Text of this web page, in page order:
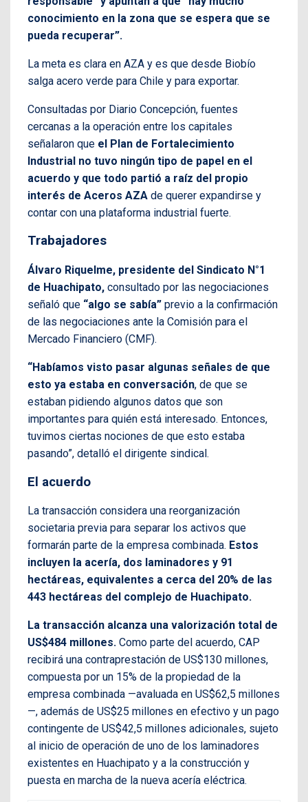
conocimiento en la zona que se espera que se
pueda recuperar”.
La meta es clara en AZA y es que desde Biobío
salga acero verde para Chile y para exportar.
Consultadas por Diario Concepción, fuentes
cercanas a la operación entre los capitales
señalaron que el Plan de Fortalecimiento
Industrial no tuvo ningún tipo de papel en el
acuerdo y que todo partió a raíz del propio
interés de Aceros AZA de querer expandirse y
contar con una plataforma industrial fuerte.
Trabajadores
Álvaro Riquelme, presidente del Sindicato N°1
de Huachipato, consultado por las negociaciones
señaló que “algo se sabía” previo a la confirmación
de las negociaciones ante la Comisión para el
Mercado Financiero (CMF).
“Habíamos visto pasar algunas señales de que
esto ya estaba en conversación, de que se
estaban pidiendo algunos datos que son
importantes para quién está interesado. Entonces,
tuvimos ciertas nociones de que esto estaba
pasando”, detalló el dirigente sindical.
El acuerdo
La transacción considera una reorganización
societaria previa para separar los activos que
formarán parte de la empresa combinada. Estos
incluyen la acería, dos laminadores y 91
hectáreas, equivalentes a cerca del 20% de las
443 hectáreas del complejo de Huachipato.
La transacción alcanza una valorización total de
US$484 millones. Como parte del acuerdo, CAP
recibirá una contraprestación de US$130 millones,
compuesta por un 15% de la propiedad de la
empresa combinada —avaluada en US$62,5 millones
—, además de US$25 millones en efectivo y un pago
contingente de US$42,5 millones adicionales, sujeto
al inicio de operación de uno de los laminadores
existentes en Huachipato y a la construcción y
puesta en marcha de la nueva acería eléctrica.